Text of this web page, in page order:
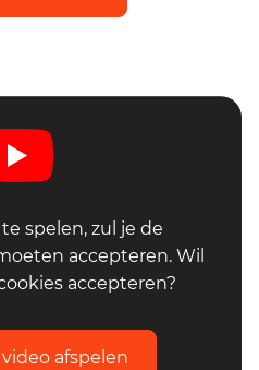
spelen, zul je de
accepteren. Wil
accepteren?
afspelen